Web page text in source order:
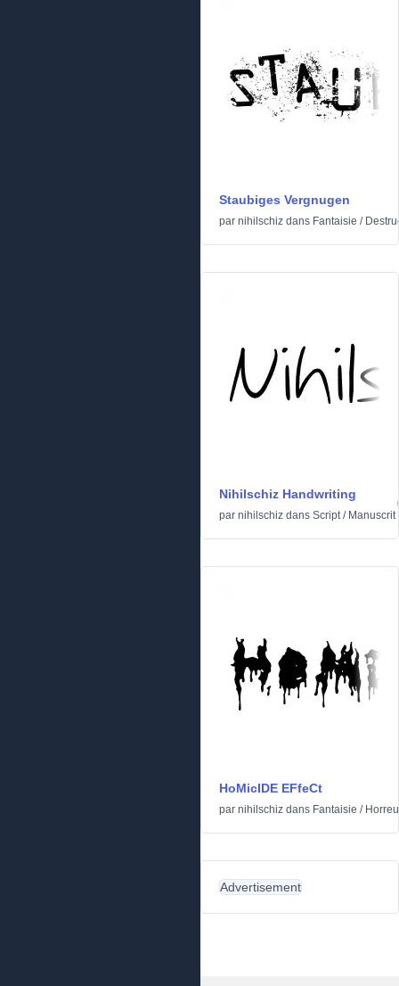
Staubiges Vergnugen
par nihilschiz dans Fantaisie /
Nihilschiz Handwriting
par nihilschiz dans Script/ Manuscrit
HoMicIDE EFfeCt
par nihilschiz dans Fantaisie /
Advertisement